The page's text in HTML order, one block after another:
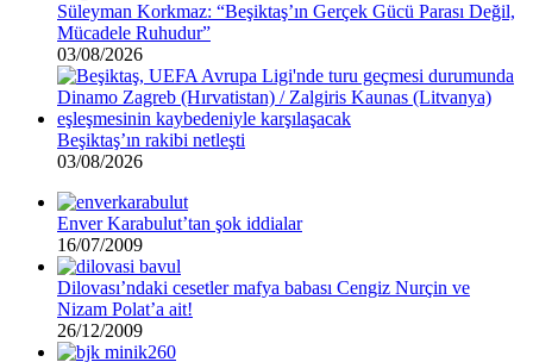
Süleyman Korkmaz: “Beşiktaş’ın Gerçek Gücü Parası Değil,
Mücadele Ruhudur”
03/08/2026
Beşiktaş’ın rakibi netleşti
03/08/2026
Enver Karabulut’tan şok iddialar
16/07/2009
Dilovası’ndaki cesetler mafya babası Cengiz Nurçin ve
Nizam Polat’a ait!
26/12/2009